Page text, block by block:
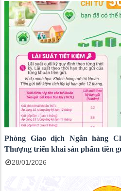
Phòng Giao dịch Ngân hàng
Thượng triển khai sản phẩm tiền
28/01/2026